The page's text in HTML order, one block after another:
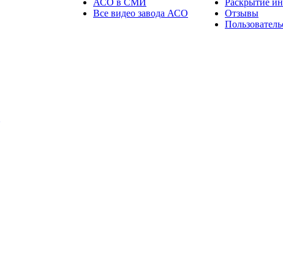
АСО в СМИ
Все видео завода АСО
Раскрытие
Отзывы